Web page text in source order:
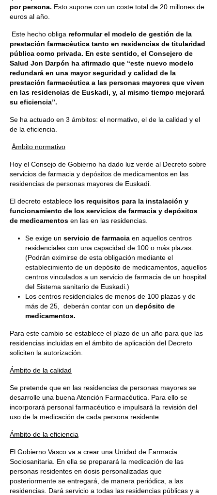
por persona. Esto supone con un coste total de 20 millones de
euros al año.
Este hecho obliga reformular el modelo de gestión de la
prestación farmacéutica tanto en residencias de titularidad
pública como privada. En este sentido, el Consejero de
Salud Jon Darpón ha afirmado que “este nuevo modelo
redundará en una mayor seguridad y calidad de la
prestación farmacéutica a las personas mayores que viven
en las residencias de Euskadi, y, al mismo tiempo mejorará
su eficiencia”.
Se ha actuado en 3 ámbitos: el normativo, el de la calidad y el
de la eficiencia.
Ámbito normativo
Hoy el Consejo de Gobierno ha dado luz verde al Decreto sobre
servicios de farmacia y depósitos de medicamentos en las
residencias de personas mayores de Euskadi.
El decreto establece los requisitos para la instalación y
funcionamiento de los servicios de farmacia y depósitos
de medicamentos en las en las residencias.
Se exige un servicio de farmacia en aquellos centros
residenciales con una capacidad de 100 o más plazas.
(Podrán eximirse de esta obligación mediante el
establecimiento de un depósito de medicamentos, aquellos
centros vinculados a un servicio de farmacia de un hospital
del Sistema sanitario de Euskadi.)
Los centros residenciales de menos de 100 plazas y de
más de 25, deberán contar con un depósito de
medicamentos.
Para este cambio se establece el plazo de un año para que las
residencias incluidas en el ámbito de aplicación del Decreto
soliciten la autorización.
Ámbito de la calidad
Se pretende que en las residencias de personas mayores se
desarrolle una buena Atención Farmacéutica. Para ello se
incorporará personal farmacéutico e impulsará la revisión del
uso de la medicación de cada persona residente.
Ámbito de la eficiencia
El Gobierno Vasco va a crear una Unidad de Farmacia
Sociosanitaria. En ella se preparará la medicación de las
personas residentes en dosis personalizadas que
posteriormente se entregará, de manera periódica, a las
residencias. Dará servicio a todas las residencias públicas y a